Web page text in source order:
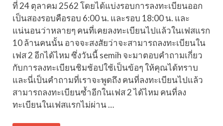
ที่ 24 ตุลาคม 2562 โดยได้แบ่งรอบการลงทะเบียนออก
เป็นสองรอบคือรอบ 6:00 น. และรอบ 18:00 น. และ
แน่นอนว่าหลายๆ คนที่เคยลงทะเบียนไปแล้วในเฟสแรก
10 ล้านคนนั้น อาจจะสงสัยว่าจะสามารถลงทะเบียนใน
เฟส 2 อีกได้ไหม ซึ่งวันนี้ semih จะมาตอบคำถามเกี่ยว
กับการลงทะเบียนชิมช้อปใช้เป็นข้อๆ ให้คุณได้ทราบ
และนี่เป็นคำถามที่เราจะพูดถึง คนที่ลงทะเบียนไปแล้ว
สามารถลงทะเบียนซ้ำอีกในเฟส 2 ได้ไหม คนที่ลง
ทะเบียนในเฟสแรกไม่ผ่าน …